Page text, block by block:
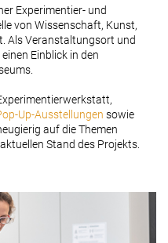
Experimentier- und
von Wissenschaft, Kunst,
Als Veranstaltungsort und
Einblick in den
Up-Ausstellungen sowie
auf die Themen
Stand des Projekts.